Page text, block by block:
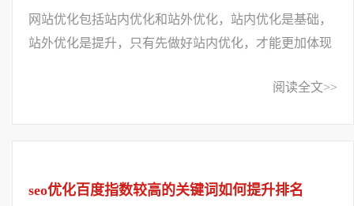
网站优化包括站内优化和站外优化，站内优化是基础，
站外优化是提升，只有先做好站内优化，才能更加体现
阅读全文>>
seo优化百度指数较高的关键词如何提升排名